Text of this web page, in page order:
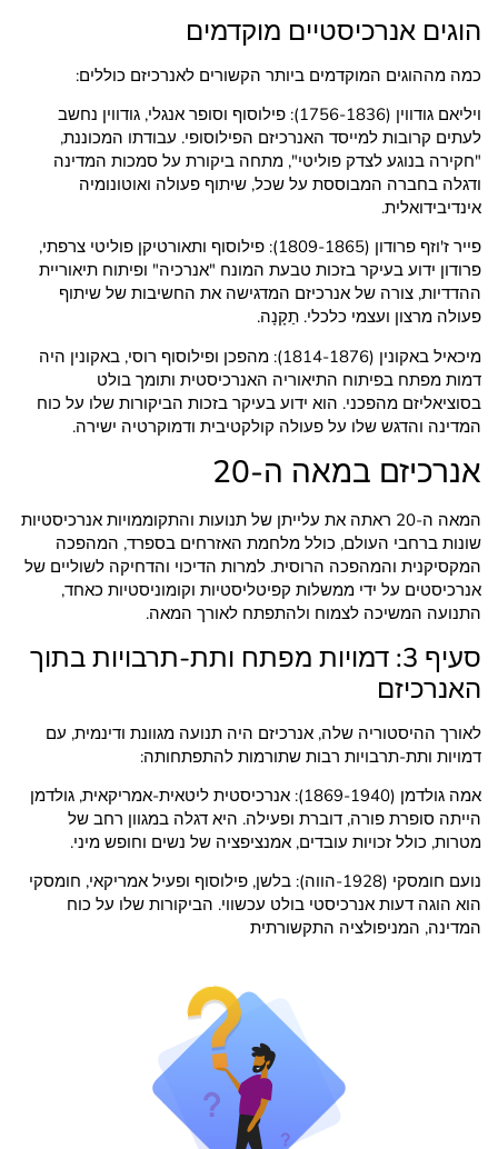
הוגים אנרכיסטיים מוקדמים
כמה מההוגים המוקדמים ביותר הקשורים לאנרכיזם כוללים:
ויליאם גודווין (1756-1836): פילוסוף וסופר אנגלי, גודווין נחשב
לעתים קרובות למייסד האנרכיזם הפילוסופי. עבודתו המכוננת,
"חקירה בנוגע לצדק פוליטי", מתחה ביקורת על סמכות המדינה
ודגלה בחברה המבוססת על שכל, שיתוף פעולה ואוטונומיה
אינדיבידואלית.
פייר ז'וזף פרודון (1809-1865): פילוסוף ותאורטיקן פוליטי צרפתי,
פרודון ידוע בעיקר בזכות טבעת המונח "אנרכיה" ופיתוח תיאוריית
ההדדיות, צורה של אנרכיזם המדגישה את החשיבות של שיתוף
פעולה מרצון ועצמי כלכלי. תַקָנָה.
מיכאיל באקונין (1814-1876): מהפכן ופילוסוף רוסי, באקונין היה
דמות מפתח בפיתוח התיאוריה האנרכיסטית ותומך בולט
בסוציאליזם מהפכני. הוא ידוע בעיקר בזכות הביקורות שלו על כוח
המדינה והדגש שלו על פעולה קולקטיבית ודמוקרטיה ישירה.
אנרכיזם במאה ה-20
המאה ה-20 ראתה את עלייתן של תנועות והתקוממויות אנרכיסטיות
שונות ברחבי העולם, כולל מלחמת האזרחים בספרד, המהפכה
המקסיקנית והמהפכה הרוסית. למרות הדיכוי והדחיקה לשוליים של
אנרכיסטים על ידי ממשלות קפיטליסטיות וקומוניסטיות כאחד,
התנועה המשיכה לצמוח ולהתפתח לאורך המאה.
סעיף 3: דמויות מפתח ותת-תרבויות בתוך
האנרכיזם
לאורך ההיסטוריה שלה, אנרכיזם היה תנועה מגוונת ודינמית, עם
דמויות ותת-תרבויות רבות שתורמות להתפתחותה:
אמה גולדמן (1869-1940): אנרכיסטית ליטאית-אמריקאית, גולדמן
הייתה סופרת פורה, דוברת ופעילה. היא דגלה במגוון רחב של
מטרות, כולל זכויות עובדים, אמנציפציה של נשים וחופש מיני.
נועם חומסקי (1928-הווה): בלשן, פילוסוף ופעיל אמריקאי, חומסקי
הוא הוגה דעות אנרכיסטי בולט עכשווי. הביקורות שלו על כוח
המדינה, המניפולציה התקשורתית